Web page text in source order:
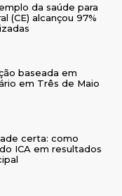
da saúde para
(CE) alcançou 97%
baseada em
em Três de Maio
certa: como
ICA em resultados